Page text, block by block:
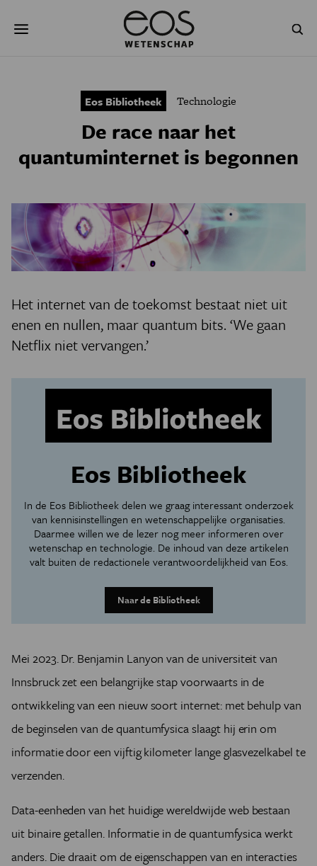
naar
GEZONDHEID RUIMTE
NATUURWETENSCHAPPEN
PODCAST AGENDA
JONGE UITDAGERS
Eos Bibliotheek Technologie
De race naar het
quantuminternet is begonnen
Het internet van de toekomst bestaat niet uit
enen en nullen, maar quantum bits. ‘We gaan
Netflix niet vervangen.’
Eos Bibliotheek
In de Eos Bibliotheek delen we graag interessant onderzoek
van kennisinstellingen en wetenschappelijke organisaties.
Daarmee willen we de lezer nog meer informeren over
wetenschap en technologie. De inhoud van deze artikelen
valt buiten de redactionele verantwoordelijkheid van Eos.
Naar de Bibliotheek
Mei 2023. Dr. Benjamin Lanyon van de universiteit van
Innsbruck zet een belangrijke stap voorwaarts in de
ontwikkeling van een nieuw soort internet: met behulp van
de beginselen van de quantumfysica slaagt hij erin om
informatie door een vijftig kilometer lange glasvezelkabel te
verzenden.
Data-eenheden van het huidige wereldwijde web bestaan
uit binaire getallen. Informatie in de quantumfysica werkt
anders. Die draait om de eigenschappen van en interacties